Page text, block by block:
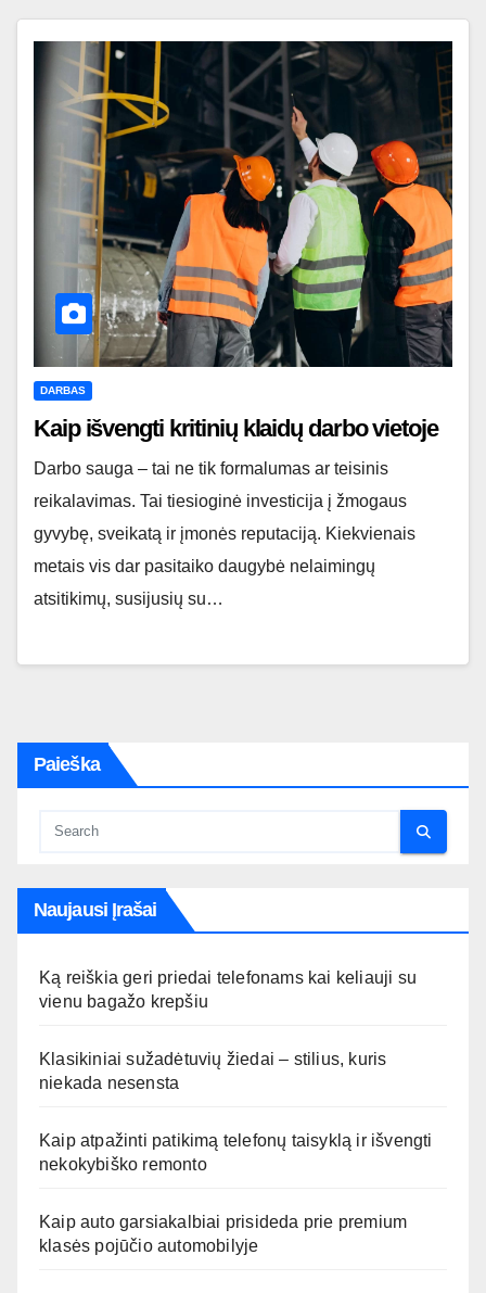
DARBAS
Kaip išvengti kritinių klaidų darbo vietoje
Darbo sauga – tai ne tik formalumas ar teisinis
reikalavimas. Tai tiesioginė investicija į žmogaus
gyvybę, sveikatą ir įmonės reputaciją. Kiekvienais
metais vis dar pasitaiko daugybė nelaimingų
atsitikimų, susijusių su…
Paieška
Naujausi Įrašai
Ką reiškia geri priedai telefonams kai keliauji su
vienu bagažo krepšiu
Klasikiniai sužadėtuvių žiedai – stilius, kuris
niekada nesensta
Kaip atpažinti patikimą telefonų taisyklą ir išvengti
nekokybiško remonto
Kaip auto garsiakalbiai prisideda prie premium
klasės pojūčio automobilyje